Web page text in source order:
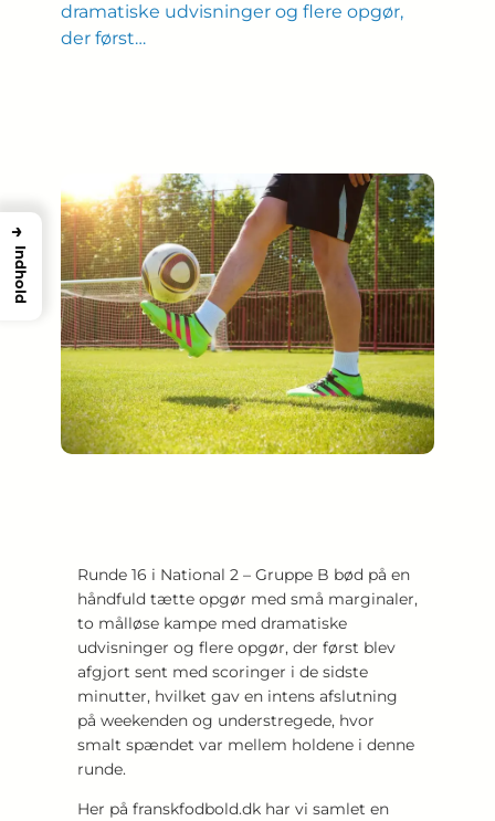
dramatiske udvisninger og flere opgør,
der først…
Runde 16 i National 2 – Gruppe B bød på en
håndfuld tætte opgør med små marginaler,
to målløse kampe med dramatiske
udvisninger og flere opgør, der først blev
afgjort sent med scoringer i de sidste
minutter, hvilket gav en intens afslutning
på weekenden og understregede, hvor
smalt spændet var mellem holdene i denne
runde.
Her på franskfodbold.dk har vi samlet en
→
Indhold